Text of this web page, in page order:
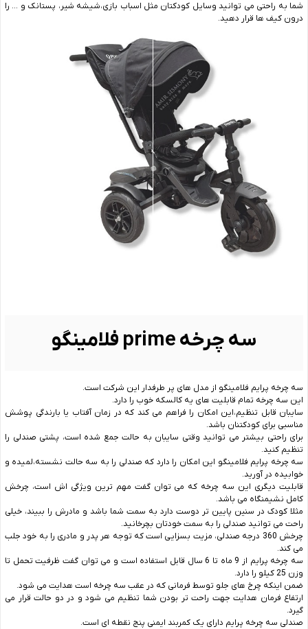
شما به راحتی می توانید وسایل کودکتان مثل اسباب بازی،شیشه شیر، پستانک و … را
درون کیف ها قرار دهید.
سه چرخه prime فلامینگو
سه چرخه پرایم فلامینگو از مدل های پر طرفدار این شرکت است.
این سه چرخه تمام قابلیت های یه کالسکه خوب را دارد.
سایبان قابل تنظیم،این امکان را فراهم می کند که در زمان آفتاب یا بارندگی پوشش
مناسبی برای کودکتنان باشد.
برای راحتی بیشتر می توانید وقتی سایبان به حالت جمع شده است، پشتی صندلی را
تنظیم کنید.
سه چرخه پرایم فلامینگو این امکان را دارد که صندلی را به سه حالت نشسته،لمیده و
خوابیده در آورید.
قابلیت دیگری این سه چرخه که می توان گفت مهم ترین ویژگی اش است، چرخش
کامل نشیمنگاه می باشد.
مثلا کودک در سنین پایین تر دوست دارد به سمت شما باشد و مادرش را ببیند، خیلی
راحت می توانید صندلی را به سمت خودتان بچرخانید.
چرخش 360 درجه صندلی، مزیت بسزایی است که توجه هر پدر و مادری را به خود جلب
می کند.
سه چرخه پرایم از 9 ماه تا 6 سال قابل استفاده است و می توان گفت ظرفیت تحمل تا
وزن 25 کیلو را دارد.
ضمن اینکه چرخ های جلو توسط فرمانی که در عقب سه چرخه است هدایت می شود.
ارتفاع فرمان هدایت جهت راحت تر بودن شما تنظیم می شود و در دو حالت قرار می
گیرد.
صندلی سه چرخه پرایم دارای یک کمربند ایمنی پنج نقطه ای است.